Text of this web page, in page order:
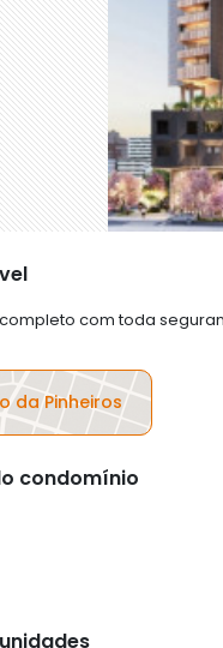
com toda
da Pinheiros
condomínio